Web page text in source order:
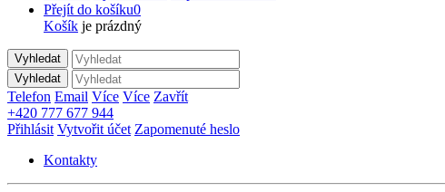
Přejít do košíku0
Košík je prázdný
Vyhledat
Vyhledat
Telefon Email Více Více Zavřít
+420 777 677 944
Přihlásit Vytvořit účet Zapomenuté heslo
Kontakty